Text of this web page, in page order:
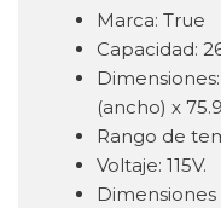
Marca: True
Capacidad:
(ancho) x
Rango de
Voltaje: 115V.
Dimensiones